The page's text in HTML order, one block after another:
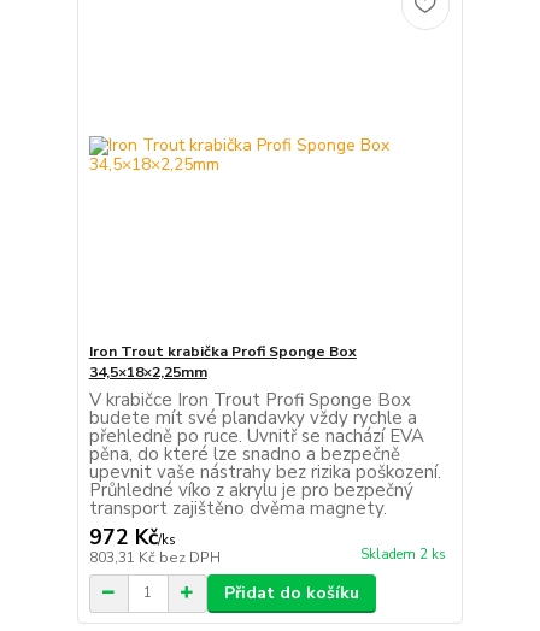
Iron Trout krabička Profi Sponge Box
34,5×18×2,25mm
V krabičce Iron Trout Profi Sponge Box
budete mít své plandavky vždy rychle a
přehledně po ruce. Uvnitř se nachází EVA
pěna, do které lze snadno a bezpečně
upevnit vaše nástrahy bez rizika poškození.
Průhledné víko z akrylu je pro bezpečný
transport zajištěno dvěma magnety.
972 Kč/ks
803,31 Kč bez DPH Skladem 2 ks
Přidat do košíku